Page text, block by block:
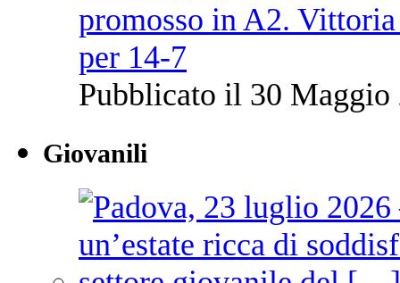
promosso in A2.
per 14-7
Pubblicato il 30 Maggio
Giovanili